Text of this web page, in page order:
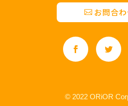
お問合
© 2022 ORiOR